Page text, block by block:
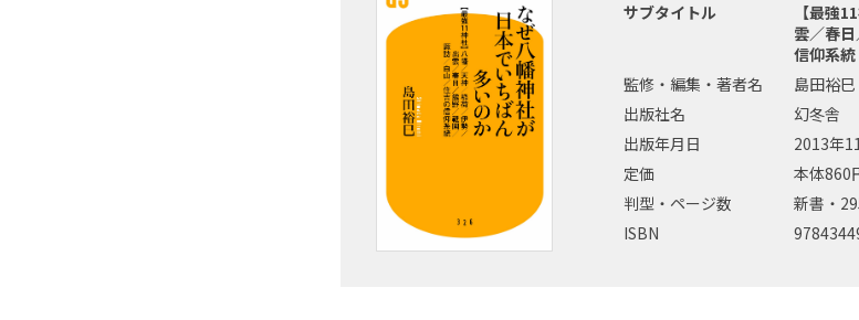
サブタイトル
【最強
雲／春
信仰系統
監修・編集・著者名
島田裕巳
出版社名
幻冬舎
出版年月日
2013年
定価
本体860
判型・ページ数
新書・
ISBN